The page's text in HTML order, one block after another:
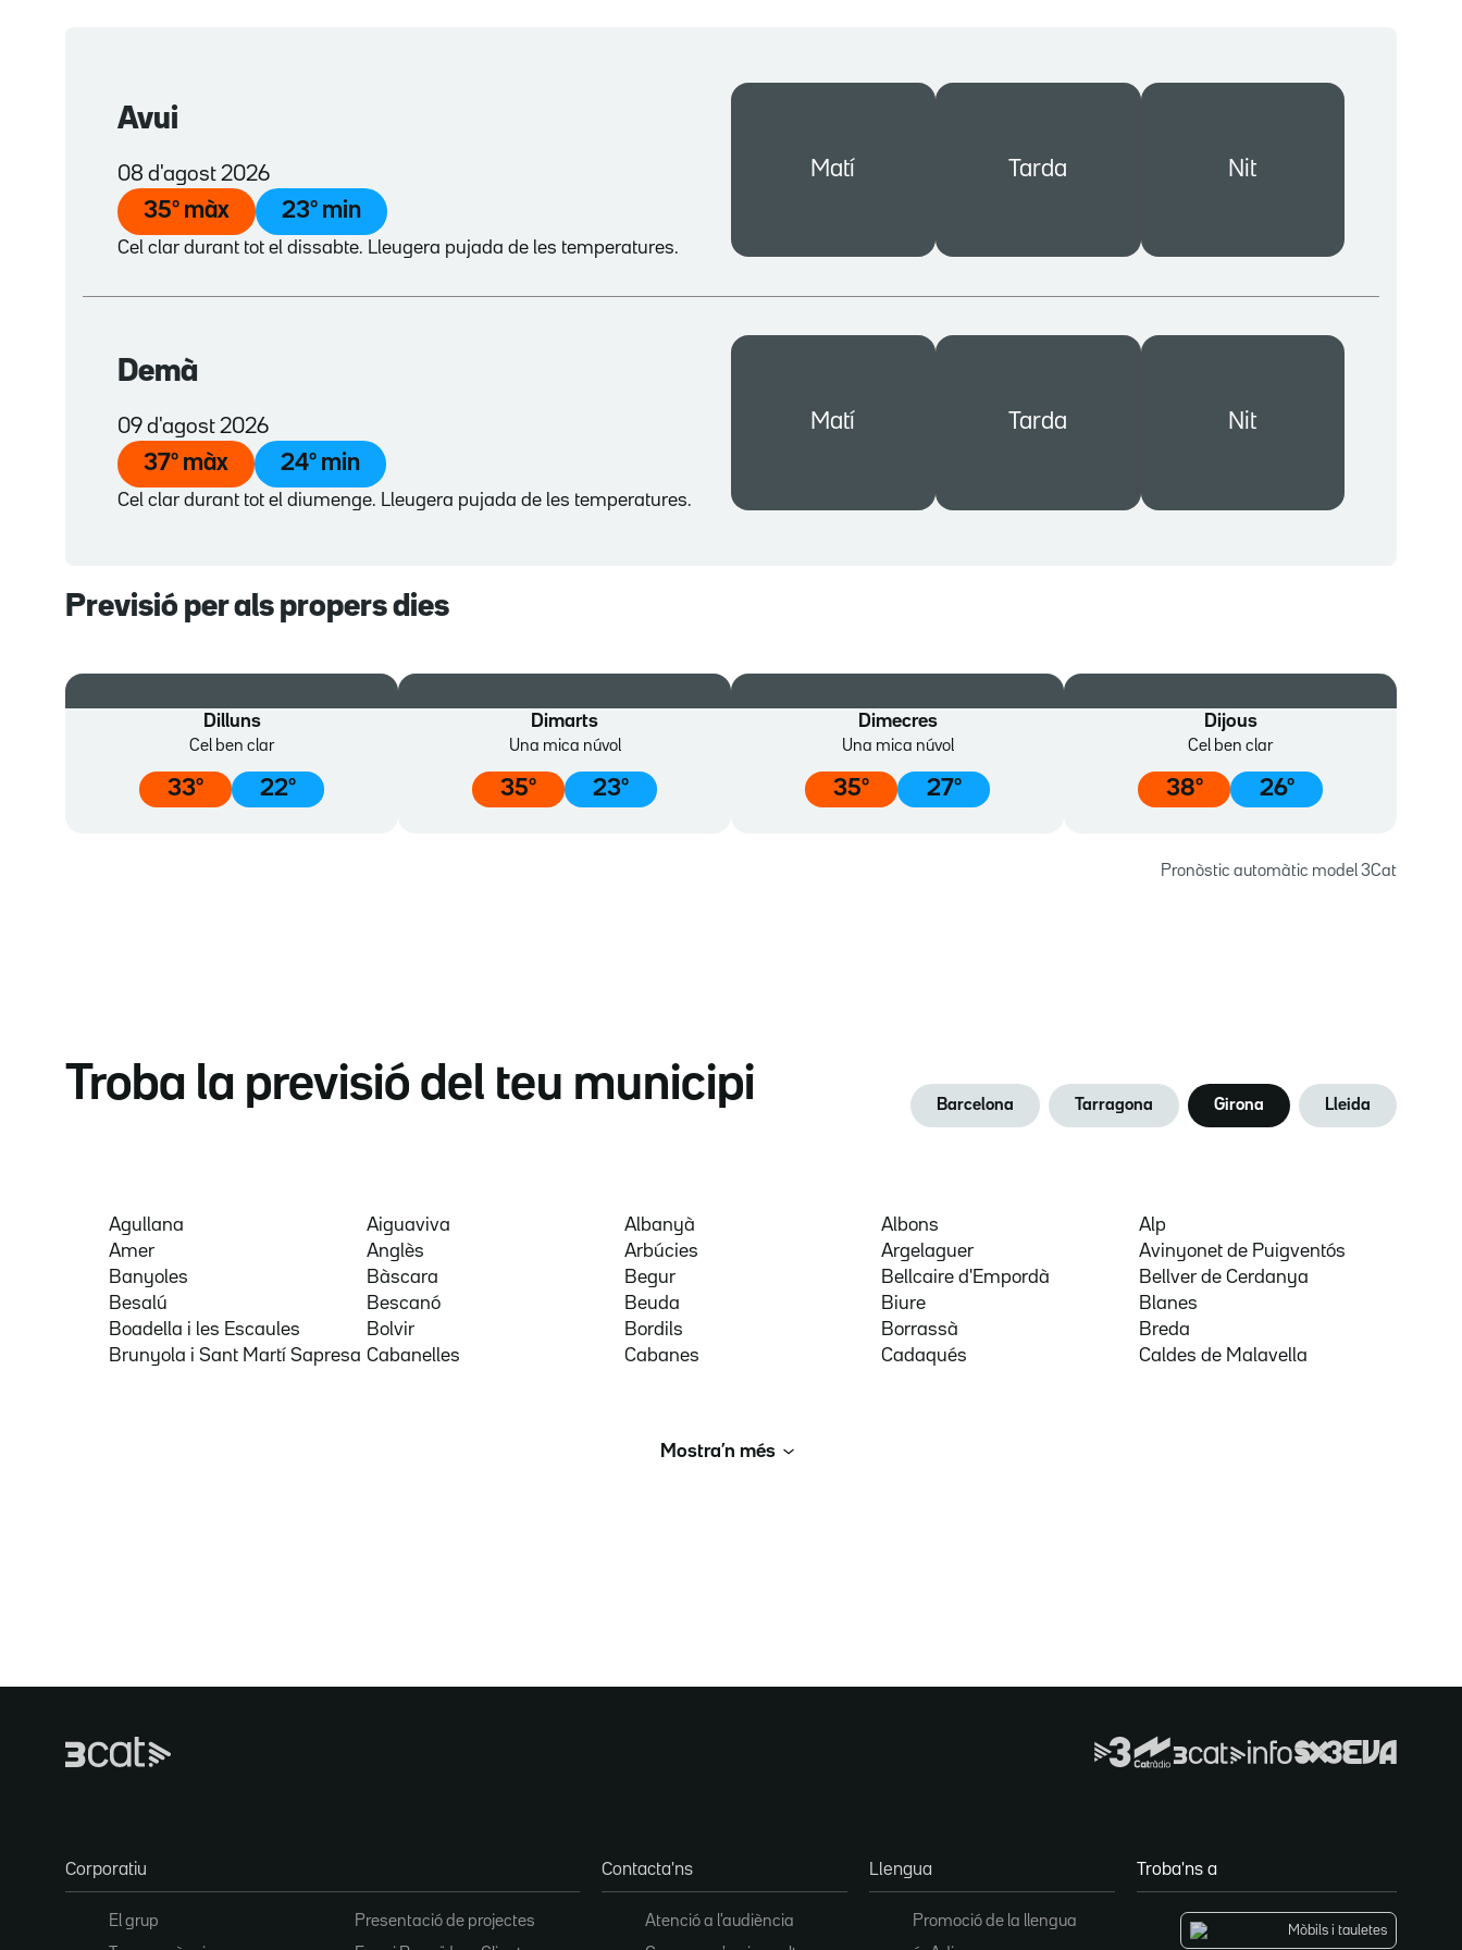
Avui
08 d'agost 2026
35º màx 23º min
Cel clar durant tot el dissabte. Lleugera pujada de les temperatures.
Matí Tarda Nit
Demà
09 d'agost 2026
37º màx 24º min
Cel clar durant tot el diumenge. Lleugera pujada de les temperatures.
Matí Tarda Nit
Previsió per als propers dies
Dilluns
Cel ben clar
33º 22º
Dimarts
Una mica núvol
35º 23º
Dimecres
Una mica núvol
35º 27º
Dijous
Cel ben clar
38º 26º
Pronòstic automàtic model 3Cat
Troba la previsió del teu municipi Barcelona Tarragona Girona Lleida
Agullana Aiguaviva Albanyà Albons
Alp
Amer
Anglès Arbúcies Argelaguer
Avinyonet de Puigventós
Banyoles
Bàscara Begur Bellcaire d'Empordà
Bellver de Cerdanya
Besalú
Bescanó Beuda Biure
Blanes
Boadella i les Escaules
Bolvir Bordils Borrassà
Breda
Brunyola i Sant Martí Sapresa Cabanelles Cabanes Cadaqués Caldes de Malavella
Mostra’n més
Corporatiu
El grup Presentació de projectes
Contacta'ns
Atenció a l'audiència
Llengua
Promoció de la llengua
Troba'ns a
Mòbils i tauletes